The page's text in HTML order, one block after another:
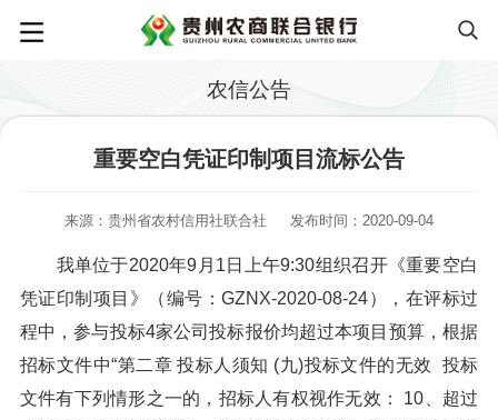
农信公告
重要空白凭证印制项目流标公告
来源：贵州省农村信用社联合社 发布时间：2020-09-04
我单位于2020年9月1日上午9:30组织召开《重要空白
凭证印制项目》（编号：GZNX-2020-08-24），在评标过
程中，参与投标4家公司投标报价均超过本项目预算，根据
招标文件中“第二章 投标人须知 (九)投标文件的无效 投标
文件有下列情形之一的，招标人有权视作无效： 10、超过